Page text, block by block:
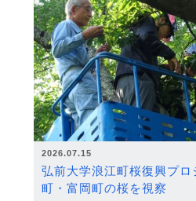
2026.07.15
弘前大学浪江町桜復興プ
町・富岡町の桜を視察